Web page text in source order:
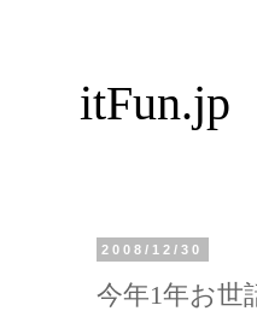
itFun.jp
2008/12/30
今年1年お世